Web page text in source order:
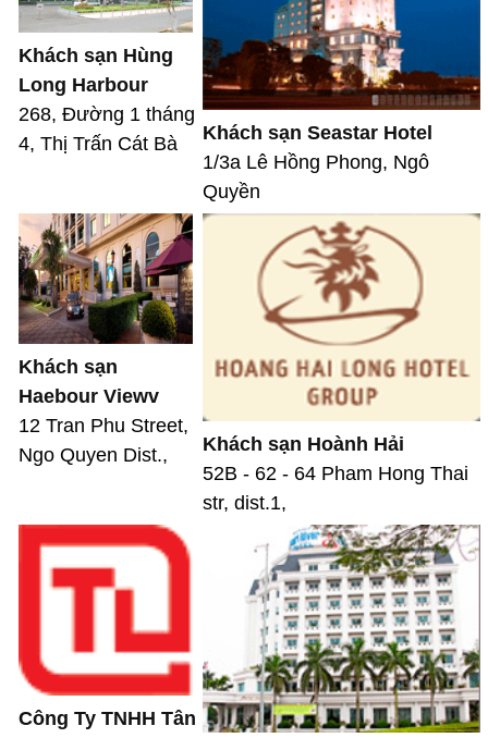
Khách sạn Hùng
Long Harbour
268, Đường 1 tháng
4, Thị Trấn Cát Bà
Khách sạn Seastar Hotel
1/3a Lê Hồng Phong, Ngô
Quyền
Khách sạn
Haebour Viewv
12 Tran Phu Street,
Ngo Quyen Dist.,
Khách sạn Hoành Hải
52B - 62 - 64 Pham Hong Thai
str, dist.1,
Công Ty TNHH Tân